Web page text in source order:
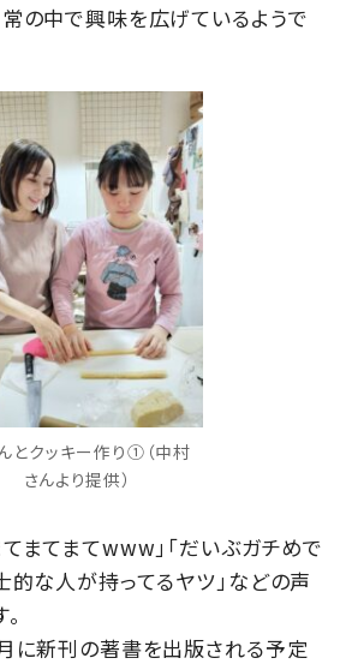
の中で興味を広げているようで
とクッキー作り①（中村
さんより提供）
まてまてwww」「だいぶガチめで
的な人が持ってるヤツ」などの声
に新刊の著書を出版される予定